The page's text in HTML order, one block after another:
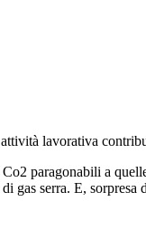
lavorativa
paragonabili a
serra. E,